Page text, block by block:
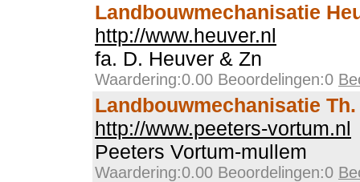
Landbouwmechanisatie
http://www.heuver.nl
fa. D. Heuver & Zn
Waardering:0.00 Beoordelingen:0
Landbouwmechanisatie
http://www.peeters-vortum.nl
Peeters Vortum-mullem
Waardering:0.00 Beoordelingen:0